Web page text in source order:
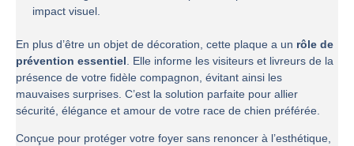
impact visuel.
En plus d’être un objet de décoration, cette plaque a un rôle de
prévention essentiel. Elle informe les visiteurs et livreurs de la
présence de votre fidèle compagnon, évitant ainsi les
mauvaises surprises. C’est la solution parfaite pour allier
sécurité, élégance et amour de votre race de chien préférée.
Conçue pour protéger votre foyer sans renoncer à l’esthétique,